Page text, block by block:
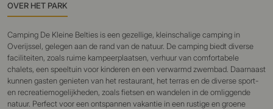
OVER HET PARK
Camping De Kleine Belties is een gezellige, kleinschalige camping in
Overijssel, gelegen aan de rand van de natuur. De camping biedt diverse
faciliteiten, zoals ruime kampeerplaatsen, verhuur van comfortabele
chalets, een speeltuin voor kinderen en een verwarmd zwembad. Daarnaast
kunnen gasten genieten van het restaurant, het terras en de diverse sport-
en recreatiemogelijkheden, zoals fietsen en wandelen in de omliggende
natuur. Perfect voor een ontspannen vakantie in een rustige en groene